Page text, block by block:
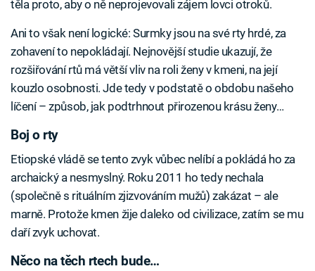
těla proto, aby o ně neprojevovali zájem lovci otroků.
Ani to však není logické: Surmky jsou na své rty hrdé, za
zohavení to nepokládají. Nejnovější studie ukazují, že
rozšiřování rtů má větší vliv na roli ženy v kmeni, na její
kouzlo osobnosti. Jde tedy v podstatě o obdobu našeho
líčení – způsob, jak podtrhnout přirozenou krásu ženy…
Boj o rty
Etiopské vládě se tento zvyk vůbec nelíbí a pokládá ho za
archaický a nesmyslný. Roku 2011 ho tedy nechala
(společně s rituálním zjizvováním mužů) zakázat – ale
marně. Protože kmen žije daleko od civilizace, zatím se mu
daří zvyk uchovat.
Něco na těch rtech bude…